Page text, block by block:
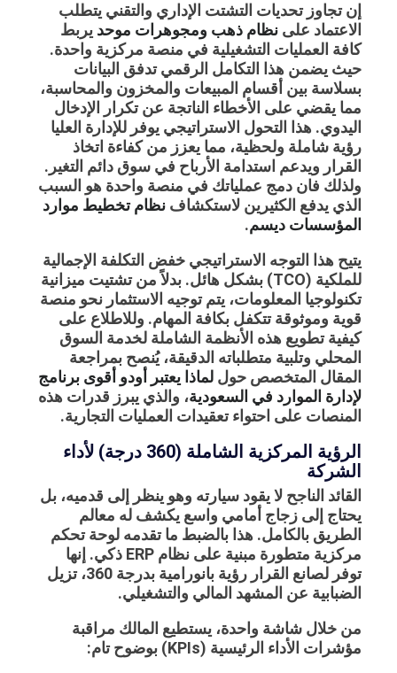
إن تجاوز تحديات التشتت الإداري والتقني يتطلب
الاعتماد على نظام ذهب ومجوهرات موحد يربط
كافة العمليات التشغيلية في منصة مركزية واحدة.
حيث يضمن هذا التكامل الرقمي تدفق البيانات
بسلاسة بين أقسام المبيعات والمخزون والمحاسبة،
مما يقضي على الأخطاء الناتجة عن تكرار الإدخال
اليدوي. هذا التحول الاستراتيجي يوفر للإدارة العليا
رؤية شاملة ولحظية، مما يعزز من كفاءة اتخاذ
القرار ويدعم استدامة الأرباح في سوق دائم التغير.
ولذلك فان دمج عملياتك في منصة واحدة هو السبب
الذي يدفع الكثيرين لاستكشاف نظام تخطيط موارد
المؤسسات ديسم.
يتيح هذا التوجه الاستراتيجي خفض التكلفة الإجمالية
للملكية (TCO) بشكل هائل. بدلاً من تشتيت ميزانية
تكنولوجيا المعلومات، يتم توجيه الاستثمار نحو منصة
قوية وموثوقة تتكفل بكافة المهام. وللاطلاع على
كيفية تطويع هذه الأنظمة الشاملة لخدمة السوق
المحلي وتلبية متطلباته الدقيقة، يُنصح بمراجعة
المقال المتخصص حول لماذا يعتبر أودو أقوى برنامج
لإدارة الموارد في السعودية، والذي يبرز قدرات هذه
المنصات على احتواء تعقيدات العمليات التجارية.
الرؤية المركزية الشاملة (360 درجة) لأداء
الشركة
القائد الناجح لا يقود سيارته وهو ينظر إلى قدميه، بل
يحتاج إلى زجاج أمامي واسع يكشف له معالم
الطريق بالكامل. هذا بالضبط ما تقدمه لوحة تحكم
مركزية
متطورة مبنية على نظام ERP ذكي. إنها
توفر لصانع القرار رؤية بانورامية بدرجة 360، تزيل
الضبابية عن المشهد المالي والتشغيلي.
من خلال شاشة واحدة، يستطيع المالك مراقبة
مؤشرات الأداء الرئيسية (KPIs) بوضوح تام: